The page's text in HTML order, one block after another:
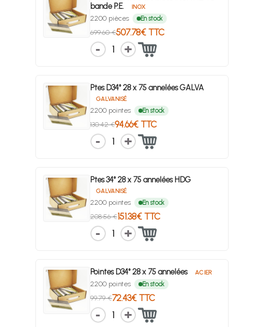
bande P.E.
INOX
2200 pièces En stock
699.60 €507.78€ TTC
1
Ptes D34° 28 x 75 annelées GALVA
GALVANISÉ
2200 pointes En stock
130.42 €94.66€ TTC
1
Ptes 34° 28 x 75 annelées HDG
GALVANISÉ
2200 pointes En stock
208.56 €151.38€ TTC
1
Pointes D34° 28 x 75 annelées ACIER
2200 pointes En stock
99.79 €72.43€ TTC
1